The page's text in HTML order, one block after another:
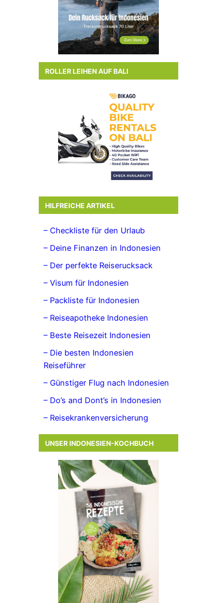
ROLLER LEIHEN AUF BALI
HILFREICHE ARTIKEL
– Checkliste für den Urlaub
– Deine Finanzen in Indonesien
– Der perfekte Reiserucksack
– Visum für Indonesien
– Packliste für Indonesien
– Reiseapotheke Indonesien
– Beste Reisezeit Indonesien
– Die besten Indonesien
Reiseführer
– Günstiger Flug nach Indonesien
– Do’s and Dont’s in Indonesien
– Reisekrankenversicherung
UNSER INDONESIEN-KOCHBUCH